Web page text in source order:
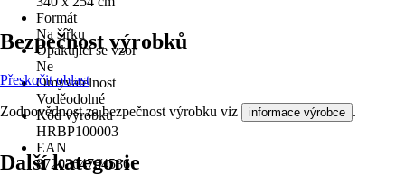
Formát
Na šířku
Opakující se vzor
Ne
Omyvatelnost
Voděodolné
Kód výrobku
HRBP100003
EAN
8720364764586
Bezpečnost výrobků
Přeskočit oblast
Zodpovědnost za bezpečnost výrobku viz informace výrobce .
Další kategorie